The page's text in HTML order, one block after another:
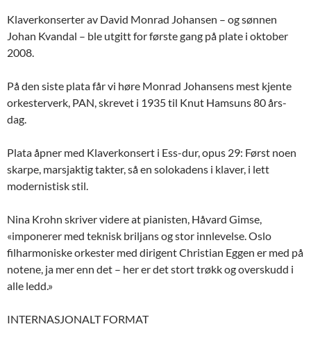
Klaverkonserter av David Monrad Johansen – og sønnen
Johan Kvandal – ble utgitt for første gang på plate i oktober
2008.
På den siste plata får vi høre Monrad Johansens mest kjente
orkesterverk, PAN, skrevet i 1935 til Knut Hamsuns 80 års-
dag.
Plata åpner med Klaverkonsert i Ess-dur, opus 29: Først noen
skarpe, marsjaktig takter, så en solokadens i klaver, i lett
modernistisk stil.
Nina Krohn skriver videre at pianisten, Håvard Gimse,
«imponerer med teknisk briljans og stor innlevelse. Oslo
filharmoniske orkester med dirigent Christian Eggen er med på
notene, ja mer enn det – her er det stort trøkk og overskudd i
alle ledd.»
INTERNASJONALT FORMAT